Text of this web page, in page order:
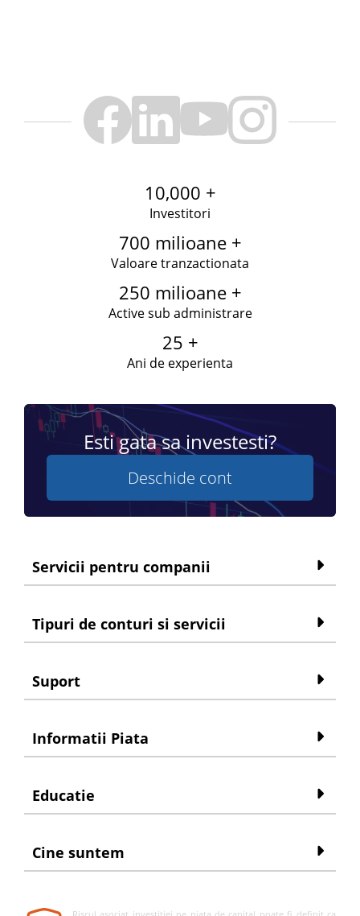
10,000 +
Investitori
700 milioane +
Valoare tranzactionata
250 milioane +
Active sub administrare
25 +
Ani de experienta
Esti gata sa investesti?
Deschide cont
Servicii pentru companii
Tipuri de conturi si servicii
Suport
Informatii Piata
Educatie
Cine suntem